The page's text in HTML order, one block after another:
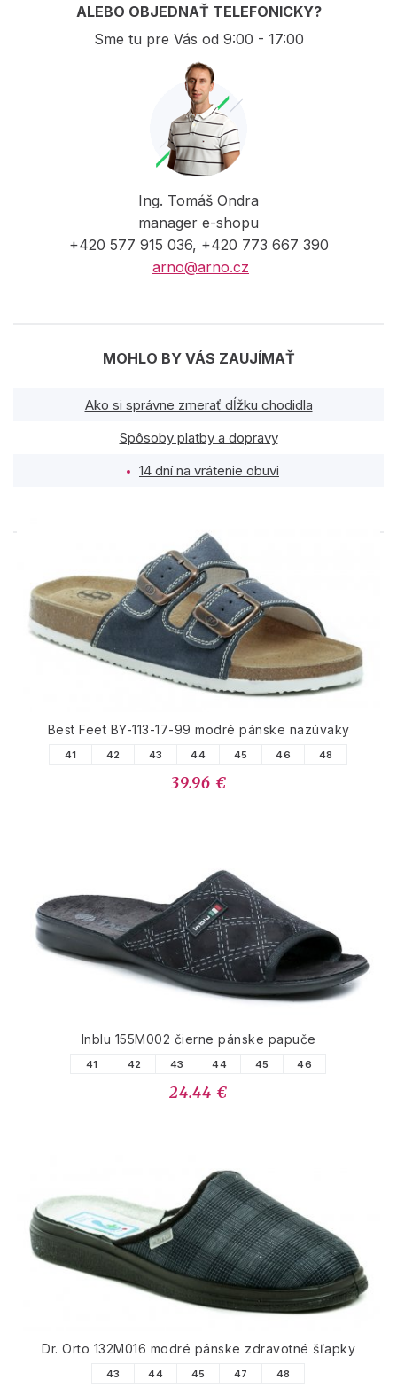
ALEBO OBJEDNAŤ TELEFONICKY?
Sme tu pre Vás od 9:00 - 17:00
Ing. Tomáš Ondra
manager e-shopu
+420 577 915 036, +420 773 667 390
arno@arno.cz
MOHLO BY VÁS ZAUJÍMAŤ
Ako si správne zmerať dĺžku chodidla
Spôsoby platby a dopravy
14 dní na vrátenie obuvi
PODOBNÉ PRODUKTY
Best Feet BY-113-17-99 modré pánske nazúvaky
41 42 43 44 45 46 48
39.96 €
Inblu 155M002 čierne pánske papuče
41 42 43 44 45 46
24.44 €
Dr. Orto 132M016 modré pánske zdravotné šľapky
43 44 45 47 48